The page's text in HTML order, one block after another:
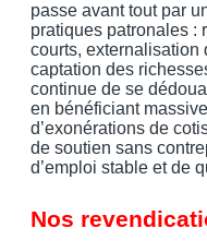
passe avant tout par
pratiques patronales :
courts, externalisation
captation des
continue de se
en bénéficiant
d’exonérations de
de soutien sans
d’emploi stable et de
Nos